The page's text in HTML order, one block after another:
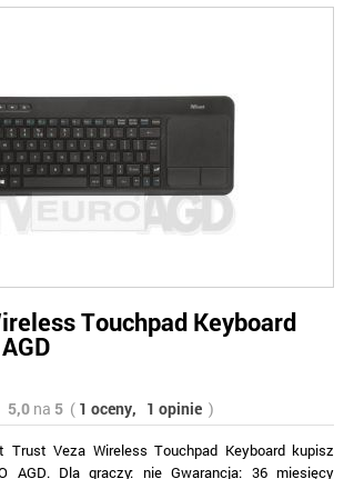
Touchpad Keyboard
5,0na 5( 1 oceny, 1 opinie )
Trust Veza Wireless Touchpad Keyboard kupisz
AGD. Dla graczy: nie Gwarancja: 36 miesięcy